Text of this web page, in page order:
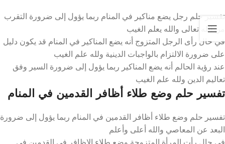
تفسير حلم رجل يضع مناكير في المنام ربما يؤول إلى ضرورة التقرب
من الله تعالى والله يعلم الغيب
في حال رأى الرجل المتزوج أنه يضع المناكير في المنام قد يكون دليل
على ضرورة الالتزام بالواجبات الدينية ولله علم الغيب
عند رؤية الحالم أنه يضع المناكير ربما يؤول إلى ضرورة السير وفق
تعاليم الدين ولله علم الغيب
تفسير حلم وضع طلاء أظافر القدمين في المنام
تفسير حلم وضع طلاء أظافر القدمين في المنام ربما يؤول إلى ضرورة
البعد عن المعاصي والله أعلى وأعلم
في حال رأت المرأة المتزوجة وضع طلاء الاظافر في القدمين في